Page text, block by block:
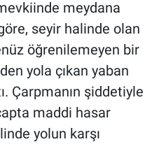
meydana
seyir halinde olan
öğrenilemeyen bir
yola çıkan yaban
Çarpmanın şiddetiyle
maddi hasar
yolun karşı